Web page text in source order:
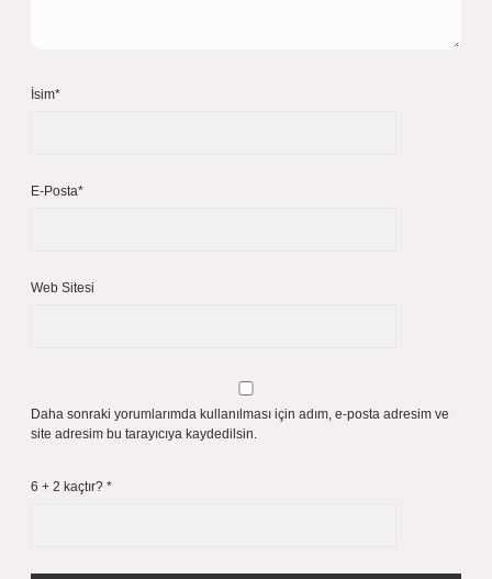
İsim*
E-Posta*
Web Sitesi
Daha sonraki yorumlarımda kullanılması için adım, e-posta adresim ve
site adresim bu tarayıcıya kaydedilsin.
6 + 2 kaçtır? *